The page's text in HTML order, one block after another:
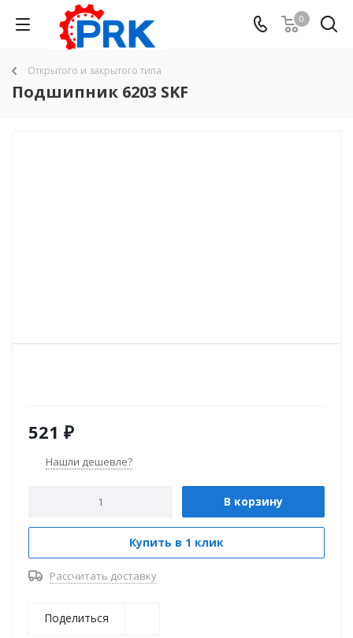
0
Открытого и закрытого типа
Подшипник 6203 SKF
521 ₽
Нашли дешевле?
В корзину
Купить в 1 клик
Рассчитать доставку
Поделиться